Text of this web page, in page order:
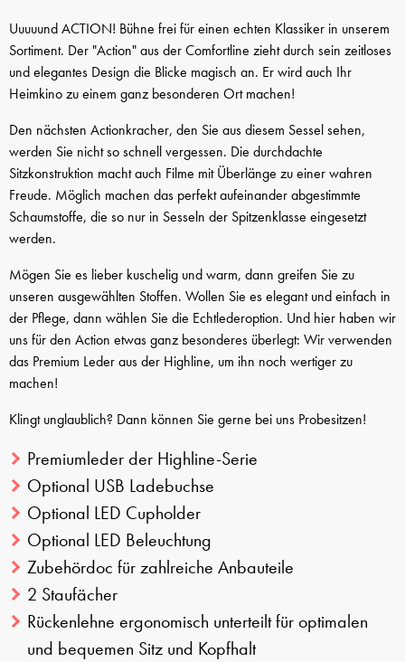
Uuuuund ACTION! Bühne frei für einen echten Klassiker in unserem
Sortiment. Der "Action" aus der Comfortline zieht durch sein zeitloses
und elegantes Design die Blicke magisch an. Er wird auch Ihr
Heimkino zu einem ganz besonderen Ort machen!
Den nächsten Actionkracher, den Sie aus diesem Sessel sehen,
werden Sie nicht so schnell vergessen. Die durchdachte
Sitzkonstruktion macht auch Filme mit Überlänge zu einer wahren
Freude. Möglich machen das perfekt aufeinander abgestimmte
Schaumstoffe, die so nur in Sesseln der Spitzenklasse eingesetzt
werden.
Mögen Sie es lieber kuschelig und warm, dann greifen Sie zu
unseren ausgewählten Stoffen. Wollen Sie es elegant und einfach in
der Pflege, dann wählen Sie die Echtlederoption. Und hier haben wir
uns für den Action etwas ganz besonderes überlegt: Wir verwenden
das Premium Leder aus der Highline, um ihn noch wertiger zu
machen!
Klingt unglaublich? Dann können Sie gerne bei uns Probesitzen!
Premiumleder der Highline-Serie
Optional USB Ladebuchse
Optional LED Cupholder
Optional LED Beleuchtung
Zubehördoc für zahlreiche Anbauteile
2 Staufächer
Rückenlehne ergonomisch unterteilt für optimalen
und bequemen Sitz und Kopfhalt